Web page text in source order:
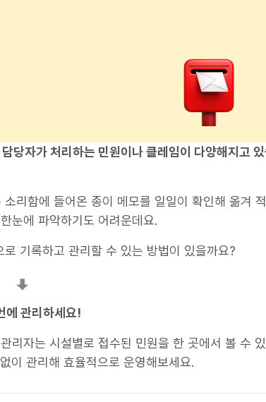
당자가 처리하는 민원이나 클레임이 다양해지고
리함에 들어온 종이 메모를 일일이 확인해 옮겨 적
눈에 파악하기도 어려운데요.
기록하고 관리할 수 있는 방법이 있을까요?
에 관리하세요!
리자는 시설별로 접수된 민원을 한 곳에서 볼 수
이 관리해 효율적으로 운영해보세요.